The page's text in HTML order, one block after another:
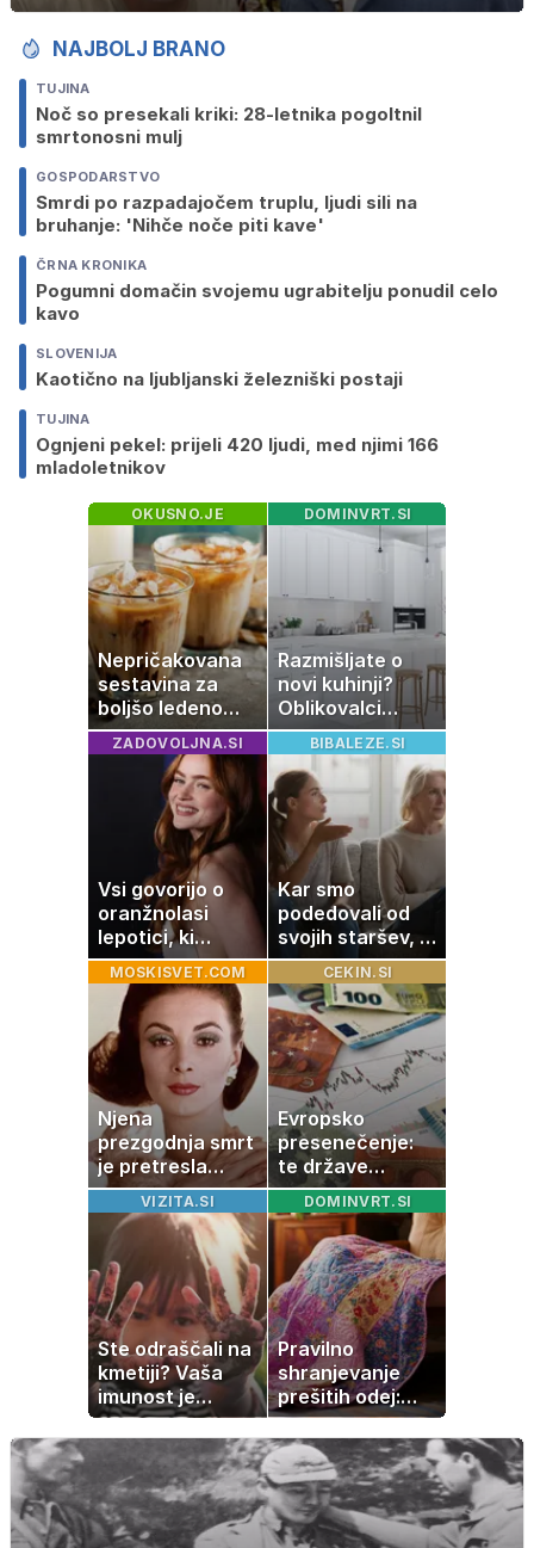
NAJBOLJ BRANO
TUJINA
Noč so presekali kriki: 28-letnika pogoltnil
smrtonosni mulj
GOSPODARSTVO
Smrdi po razpadajočem truplu, ljudi sili na
bruhanje: 'Nihče noče piti kave'
ČRNA KRONIKA
Pogumni domačin svojemu ugrabitelju ponudil celo
kavo
SLOVENIJA
Kaotično na ljubljanski železniški postaji
TUJINA
Ognjeni pekel: prijeli 420 ljudi, med njimi 166
mladoletnikov
OKUSNO.JE
Nepričakovana
sestavina za
boljšo ledeno
kavo, ki jo imate
zagotovo doma
DOMINVRT.SI
Razmišljate o
novi kuhinji?
Oblikovalci
opozarjajo, da te
barve izgubljajo
priljubljenost
ZADOVOLJNA.SI
Vsi govorijo o
oranžnolasi
lepotici, ki
navdušuje s
skrivnostno
vlogo
BIBALEZE.SI
Kar smo
podedovali od
svojih staršev, ni
nujno naša
usoda
MOSKISVET.COM
Njena
prezgodnja smrt
je pretresla
modni svet: za
slavo se je
skrivala
tragedija
CEKIN.SI
Evropsko
presenečenje:
te države
rastejo hitreje
od Nemčije,
nekatere celo
večkrat hitreje
VIZITA.SI
Ste odraščali na
kmetiji? Vaša
imunost je
verjetno
močnejša
DOMINVRT.SI
Pravilno
shranjevanje
prešitih odej:
Kako ohraniti
družinsko
dediščino